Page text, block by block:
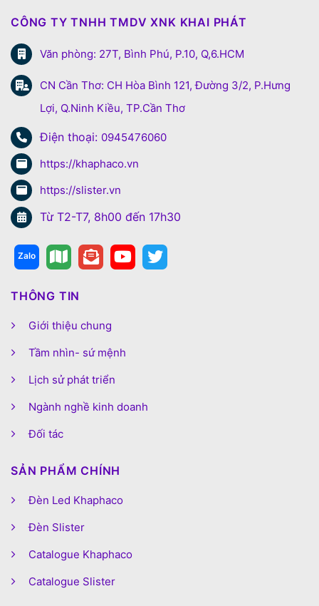
CÔNG TY TNHH TMDV XNK KHAI PHÁT
Văn phòng: 27T, Bình Phú, P.10, Q,6.HCM
CN Cần Thơ: CH Hòa Bình 121, Đường 3/2, P.Hưng
Lợi, Q.Ninh Kiều, TP.Cần Thơ
Điện thoại: 0945476060
https://khaphaco.vn
https://slister.vn
Từ T2-T7, 8h00 đến 17h30
THÔNG TIN
Giới thiệu chung
Tầm nhìn- sứ mệnh
Lịch sử phát triển
Ngành nghề kinh doanh
Đối tác
SẢN PHẨM CHÍNH
Đèn Led Khaphaco
Đèn Slister
Catalogue Khaphaco
Catalogue Slister